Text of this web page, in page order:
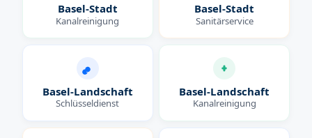
Basel-Stadt
Kanalreinigung
Basel-Stadt
Sanitärservice
Basel-Landschaft
Schlüsseldienst
Basel-Landschaft
Kanalreinigung